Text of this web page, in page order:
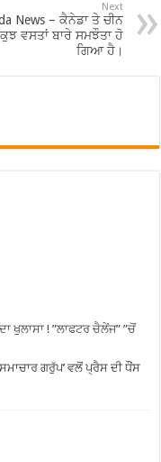
Next
News – ਕੈਨੇਡਾ ਤੇ ਚੀਨ
ਵਸਤਾਂ ਬਾਰੇ ਸਮਝੌਤਾ ਹੋ
ਗਿਆ ਹੈ।
ਖੁਲਾਸਾ ! ”ਲਾਫਟਰ ਚੈਲੇਂਜ” ”ਚੋਂ
ਗਰੁੱਪ’ ਵਲੋਂ ਪ੍ਰੈਸ ਦੀ ਧੌਂਸ